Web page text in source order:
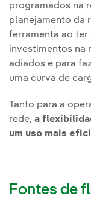
programados na
planejamento da
ferramenta ao
investimentos na
adiados e para
uma curva de
Tanto para a
rede, a
um uso mais
Fontes de